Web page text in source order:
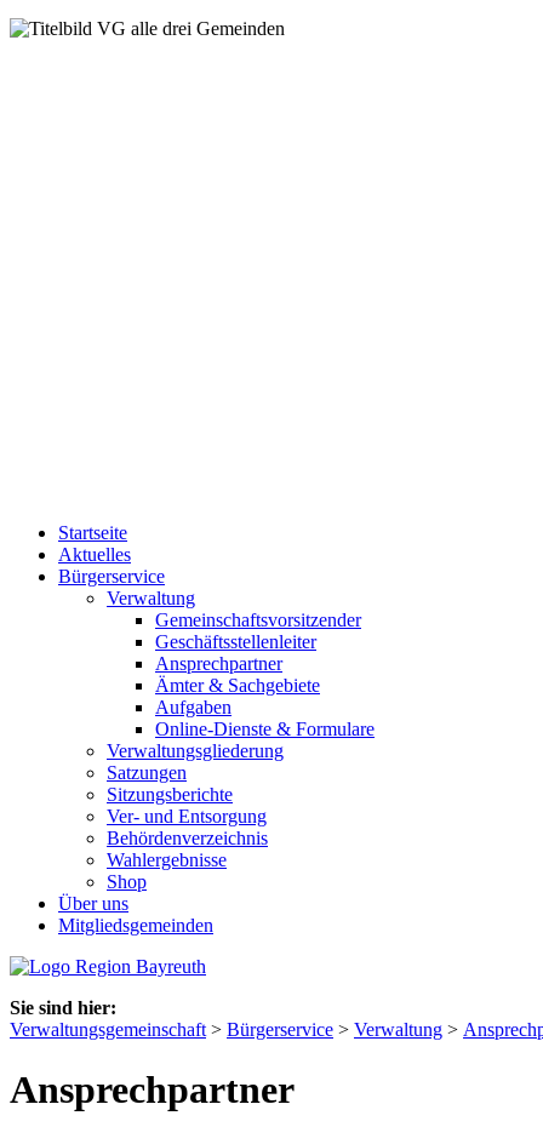
Startseite
Aktuelles
Bürgerservice
Verwaltung
Gemeinschaftsvorsitzender
Geschäftsstellenleiter
Ansprechpartner
Ämter & Sachgebiete
Aufgaben
Online-Dienste & Formulare
Verwaltungsgliederung
Satzungen
Sitzungsberichte
Ver- und Entsorgung
Behördenverzeichnis
Wahlergebnisse
Shop
Über uns
Mitgliedsgemeinden
Sie sind hier:
Verwaltungsgemeinschaft > Bürgerservice > Verwaltung >
Ansprechpartner